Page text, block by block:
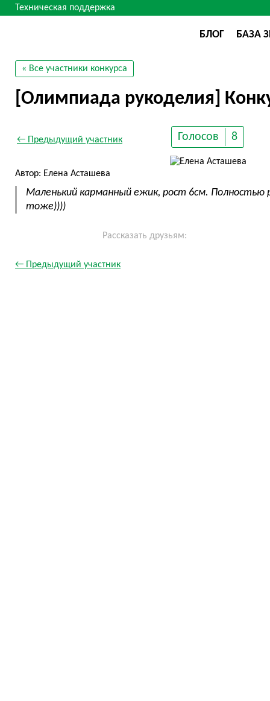
Техническая поддержка
БЛОГ БАЗА
« Все участники конкурса
[Олимпиада рукоделия]
← Предыдущий участник Голосов 8
Автор: Елена Асташева
Маленький карманный ежик, рост 6см. Полностью
тоже))))
Рассказать друзьям:
← Предыдущий участник